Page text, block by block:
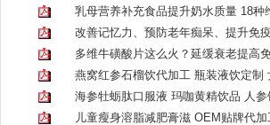
乳母营养补充食品提升奶水质量 18种
改善记忆力、预防老年痴呆、提升免
多维牛磺酸片这么火？延缓衰老提高
燕窝红参石榴饮代加工 瓶装液饮定制
海参牡蛎肽口服液 玛咖黄精饮品 人
儿童瘦身溶脂减肥膏滋 OEM贴牌代